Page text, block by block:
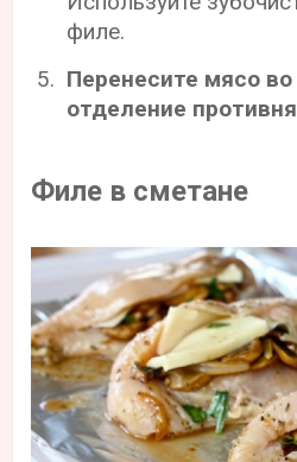
филе.
Перенесите мясо во
отделение противня
Филе в сметане